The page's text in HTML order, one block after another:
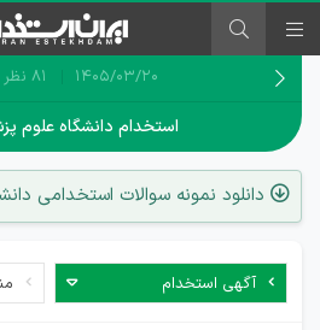
۱۴۰۵/۰۳/۲۰ 81 نظر
استخدام دانشگاه علوم
دانلود نمونه سوالات استخدامی
آگهی استخدام